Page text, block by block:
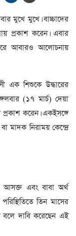
মুখে মুখে। বাচ্চাদের
প্রকাশ করেন। এবার
আবারও আলোচনায়
এক শিশুকে উদ্ধারের
(১৭ মার্চ) দেয়া
প্রকাশ করেন। একইসঙ্গে
মাদক নিরাময় কেন্দ্রে
আসক্ত এবং বাবা অর্থ
তিন মাসের
বলে দাবি করেছেন এই